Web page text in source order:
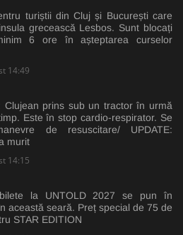
turiștii din Cluj și București care
grecească Lesbos. Sunt blocați
6 ore în așteptarea curselor
14:49
Clujean prins sub un tractor în urmă
Este în stop cardio-respirator. Se
de resuscitare/ UPDATE:
murit
14:15
la UNTOLD 2027 se pun în
această seară. Preț special de 75 de
STAR EDITION